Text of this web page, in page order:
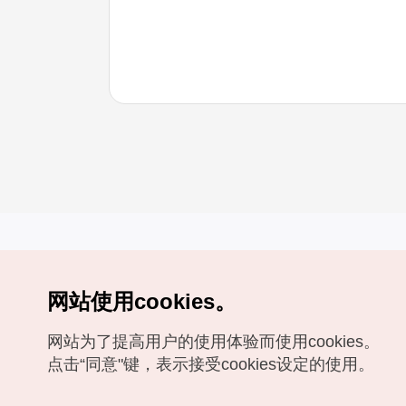
如有相关疑问或建议，欢迎来信。VISITKOREA官方邮箱
chnsim@knto.or.kr
网站使用cookies。
网站为了提高用户的使用体验而使用cookies。
点击“同意"键，表示接受cookies设定的使用。